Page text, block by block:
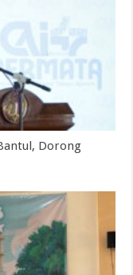
Dorong